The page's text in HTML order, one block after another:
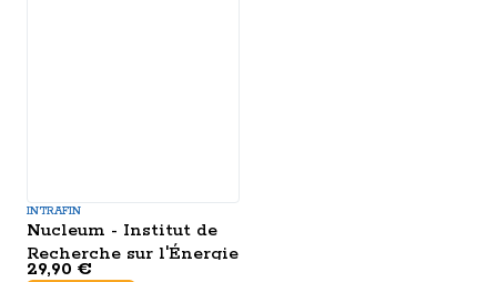
INTRAFIN
Nucleum - Institut de
Recherche sur l'Énergie
29,90 €